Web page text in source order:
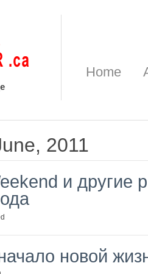
Home
2011
и другие
новой